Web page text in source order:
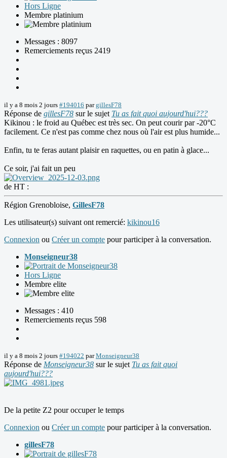
Hors Ligne
Membre platinium
Messages : 8097
Remerciements reçus 2419
il y a 8 mois 2 jours #194016 pargillesF78
Réponse de gillesF78 sur le sujet Tu as fait quoi aujourd'hui???
Kikinou : le froid au Québec est très sec. On peut courir par -20°C
facilement. Ce n'est pas comme chez nous où l'air est plus humide...
Enfin, tu te feras autant plaisir en raquettes, ou en patin à glace...
Ce soir, j'ai fait un peu
de HT :
Région Grenobloise, GillesF78
Les utilisateur(s) suivant ont remercié: kikinou16
Connexion ou Créer un compte pour participer à la conversation.
Monseigneur38
Hors Ligne
Membre elite
Messages : 410
Remerciements reçus 598
il y a 8 mois 2 jours #194022 parMonseigneur38
Réponse de Monseigneur38 sur le sujet Tu as fait quoi
aujourd'hui???
De la petite Z2 pour occuper le temps
Connexion ou Créer un compte pour participer à la conversation.
gillesF78